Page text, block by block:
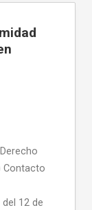
Contacto
12 de